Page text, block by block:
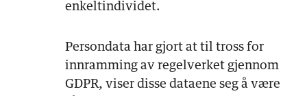
enkeltindividet.
Persondata har gjort at til tross for
innramming av regelverket gjennom
GDPR, viser disse dataene seg å være